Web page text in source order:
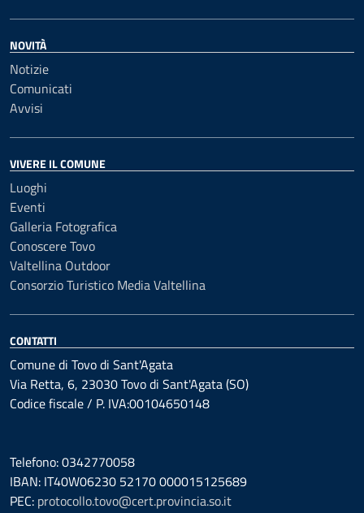
NOVITÀ
Notizie
Comunicati
Avvisi
VIVERE IL COMUNE
Luoghi
Eventi
Galleria Fotografica
Conoscere Tovo
Valtellina Outdoor
Consorzio Turistico Media Valtellina
CONTATTI
Comune di Tovo di Sant'Agata
Via Retta, 6, 23030 Tovo di Sant'Agata (SO)
Codice fiscale / P. IVA:00104650148
Telefono: 0342770058
IBAN: IT40W06230 52170 000015125689
PEC: protocollo.tovo@cert.provincia.so.it